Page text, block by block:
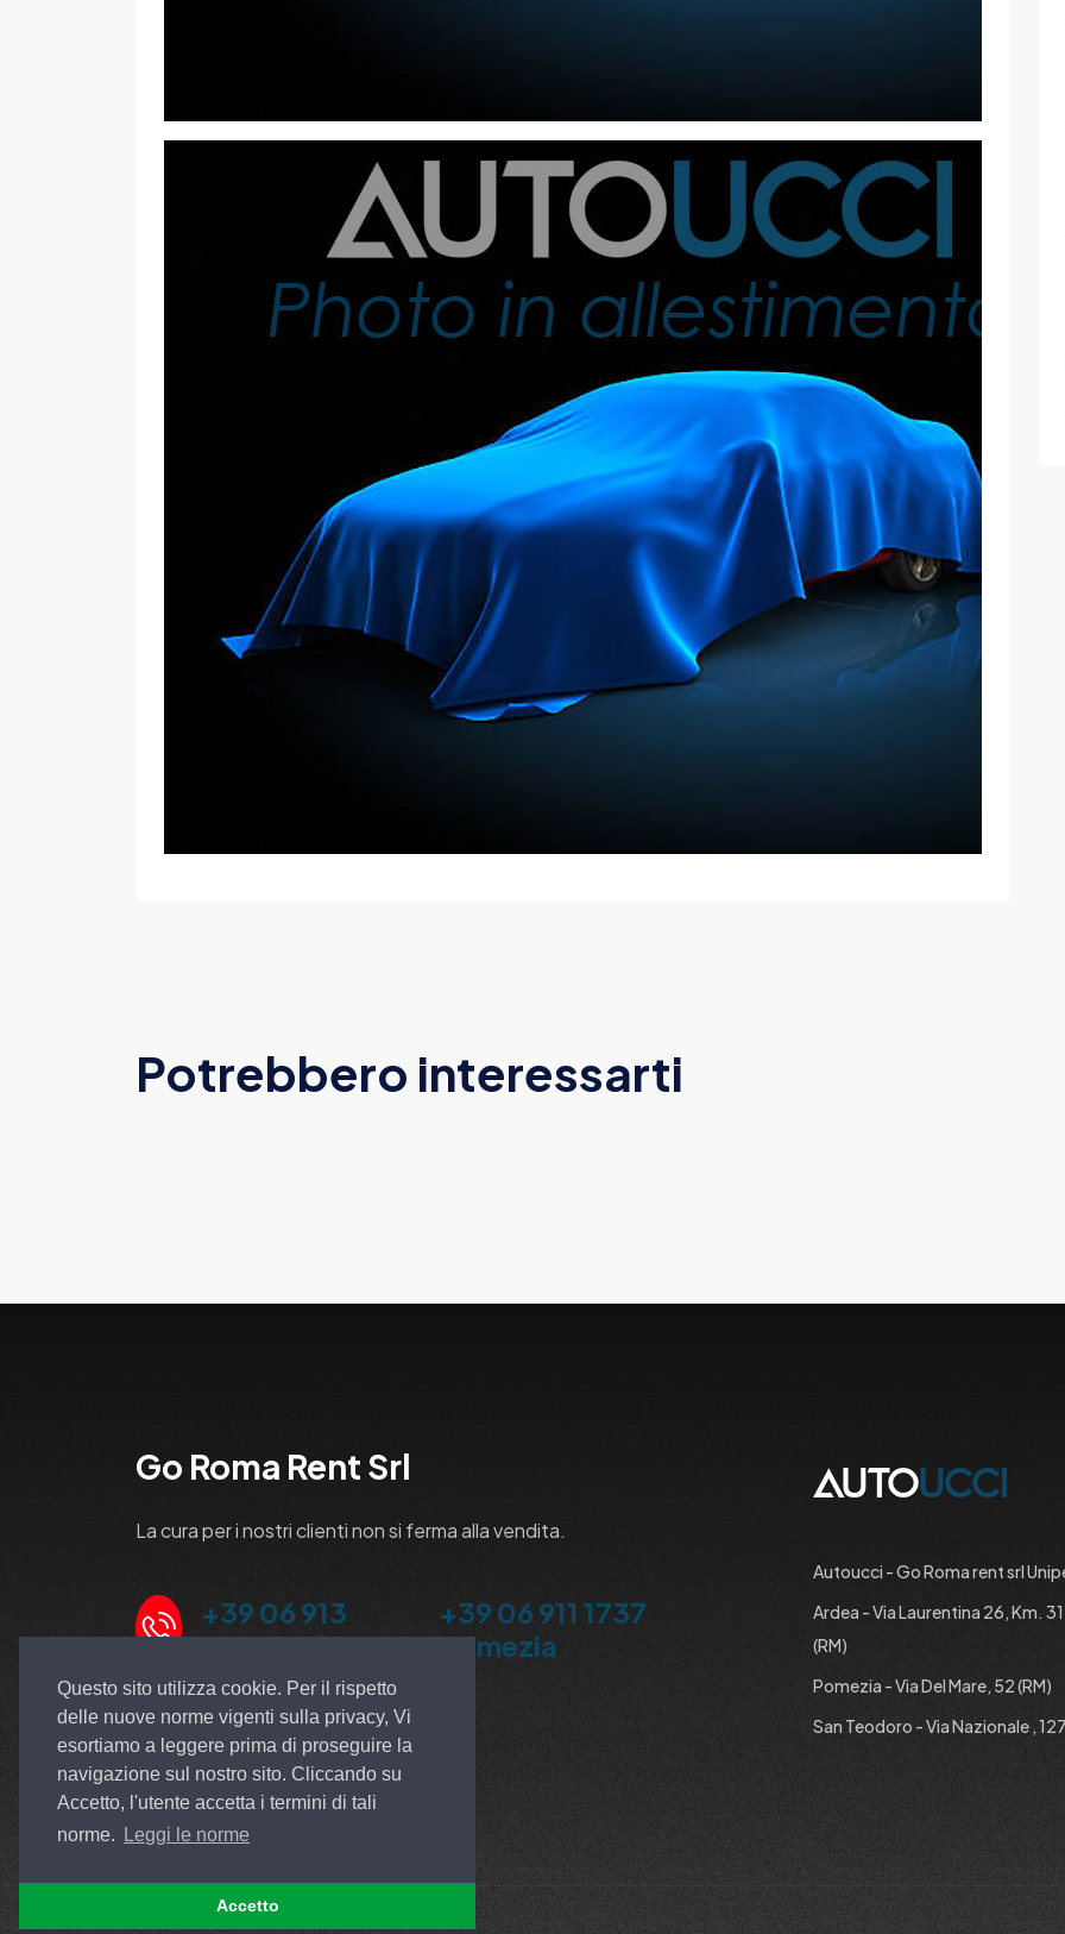
Questo sito utilizza cookie. Per il rispetto
delle nuove norme vigenti sulla privacy, Vi
esortiamo a leggere prima di proseguire la
navigazione sul nostro sito. Cliccando su
Accetto, l'utente accetta i termini di tali
norme.
Leggi le norme
Accetto
Potrebbero interessarti
Go Roma Rent Srl
La cura per i nostri clienti non si ferma alla vendita.
+39 06 913
5100 Ardea
+39 06 911 1737
Pomezia
Autoucci - Go Roma rent srl
Ardea - Via Laurentina 26, Km.
(RM)
Pomezia - Via Del Mare, 52 (RM)
San Teodoro - Via Nazionale ,
© All rights reserved. Made by